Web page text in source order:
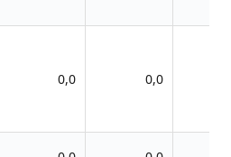
0,0 0,0